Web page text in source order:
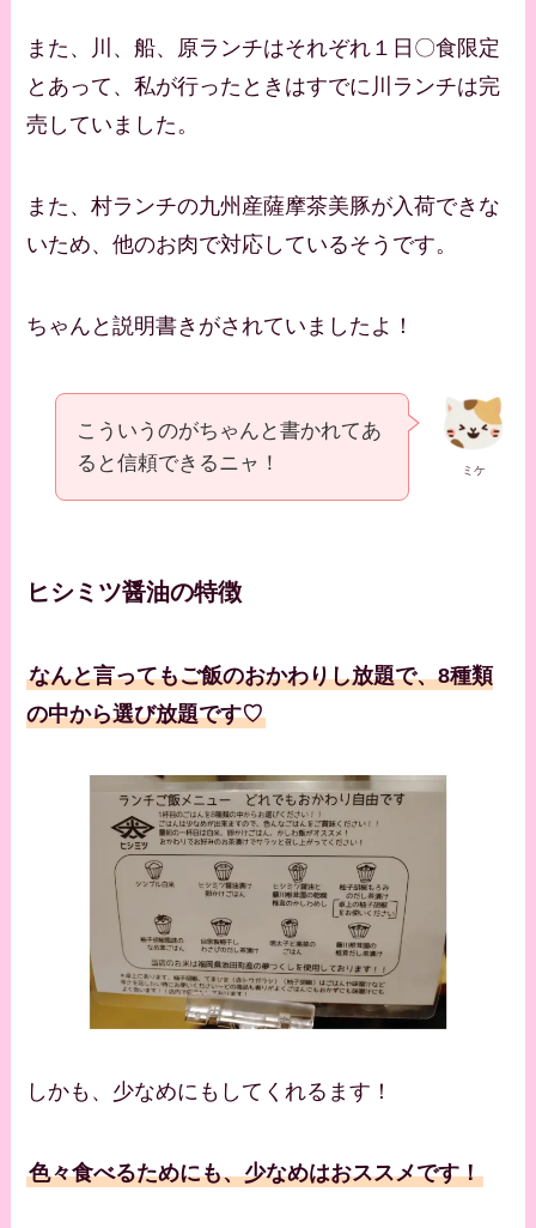
また、川、船、原ランチはそれぞれ１日〇食限定
とあって、私が行ったときはすでに川ランチは完
売していました。
また、村ランチの九州産薩摩茶美豚が入荷できな
いため、他のお肉で対応しているそうです。
ちゃんと説明書きがされていましたよ！
ミケ
こういうのがちゃんと書かれてあ
ると信頼できるニャ！
ヒシミツ醤油の特徴
なんと言ってもご飯のおかわりし放題で、8種類
の中から選び放題です♡
しかも、少なめにもしてくれるます！
色々食べるためにも、少なめはおススメです！